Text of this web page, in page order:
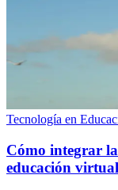
Tecnología en
Cómo integrar
educación virtual